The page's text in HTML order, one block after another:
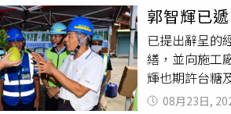
會及勞動部等
化廚餘蒸煮過
策，並提供最
各部會與地方
成功嚴防非洲
次面對非洲豬
署則嚴格把
肉，品質安全
得供為食品原
法第44條，處
或部分登記事
應鏈，也持續
郭智輝已
已提出辭呈的
繕，並向施工
輝也期許台糖
山。郭智輝23
08月23日,